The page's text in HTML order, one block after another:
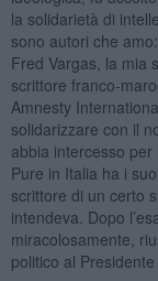
la solidarietà di
sono autori che
Fred Vargas, la mia
scrittore franco-
Amnesty
solidarizzare con il
abbia intercesso per
Pure in Italia ha i
scrittore di un certo
intendeva. Dopo
miracolosamente,
politico al